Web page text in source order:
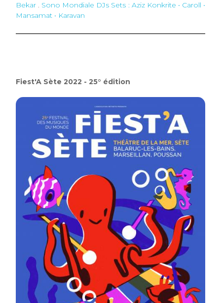
Bekar . Sono Mondiale DJs Sets : Aziz Konkrite • Caroll •
Mansamat • Karavan
Fiest'A Sète 2022 - 25° édition